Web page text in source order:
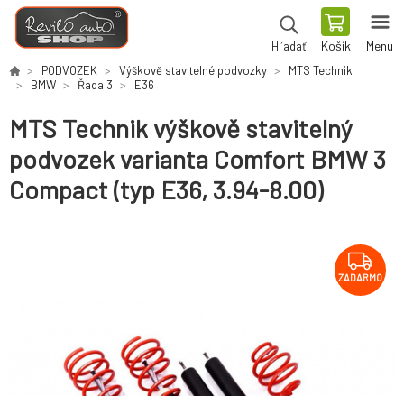
Hľadať Košík Menu
PODVOZEK Výškově stavitelné podvozky
MTS Technik
BMW
Řada 3 E36
MTS Technik výškově stavitelný
podvozek varianta Comfort BMW 3
Compact (typ E36, 3.94-8.00)
ZADARMO